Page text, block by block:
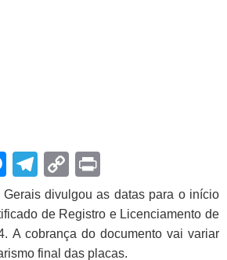
Messenger
Telegram
Copy
Link
divulgou as datas para o início
de Registro e Licenciamento de
A cobrança do documento vai variar
final das placas.